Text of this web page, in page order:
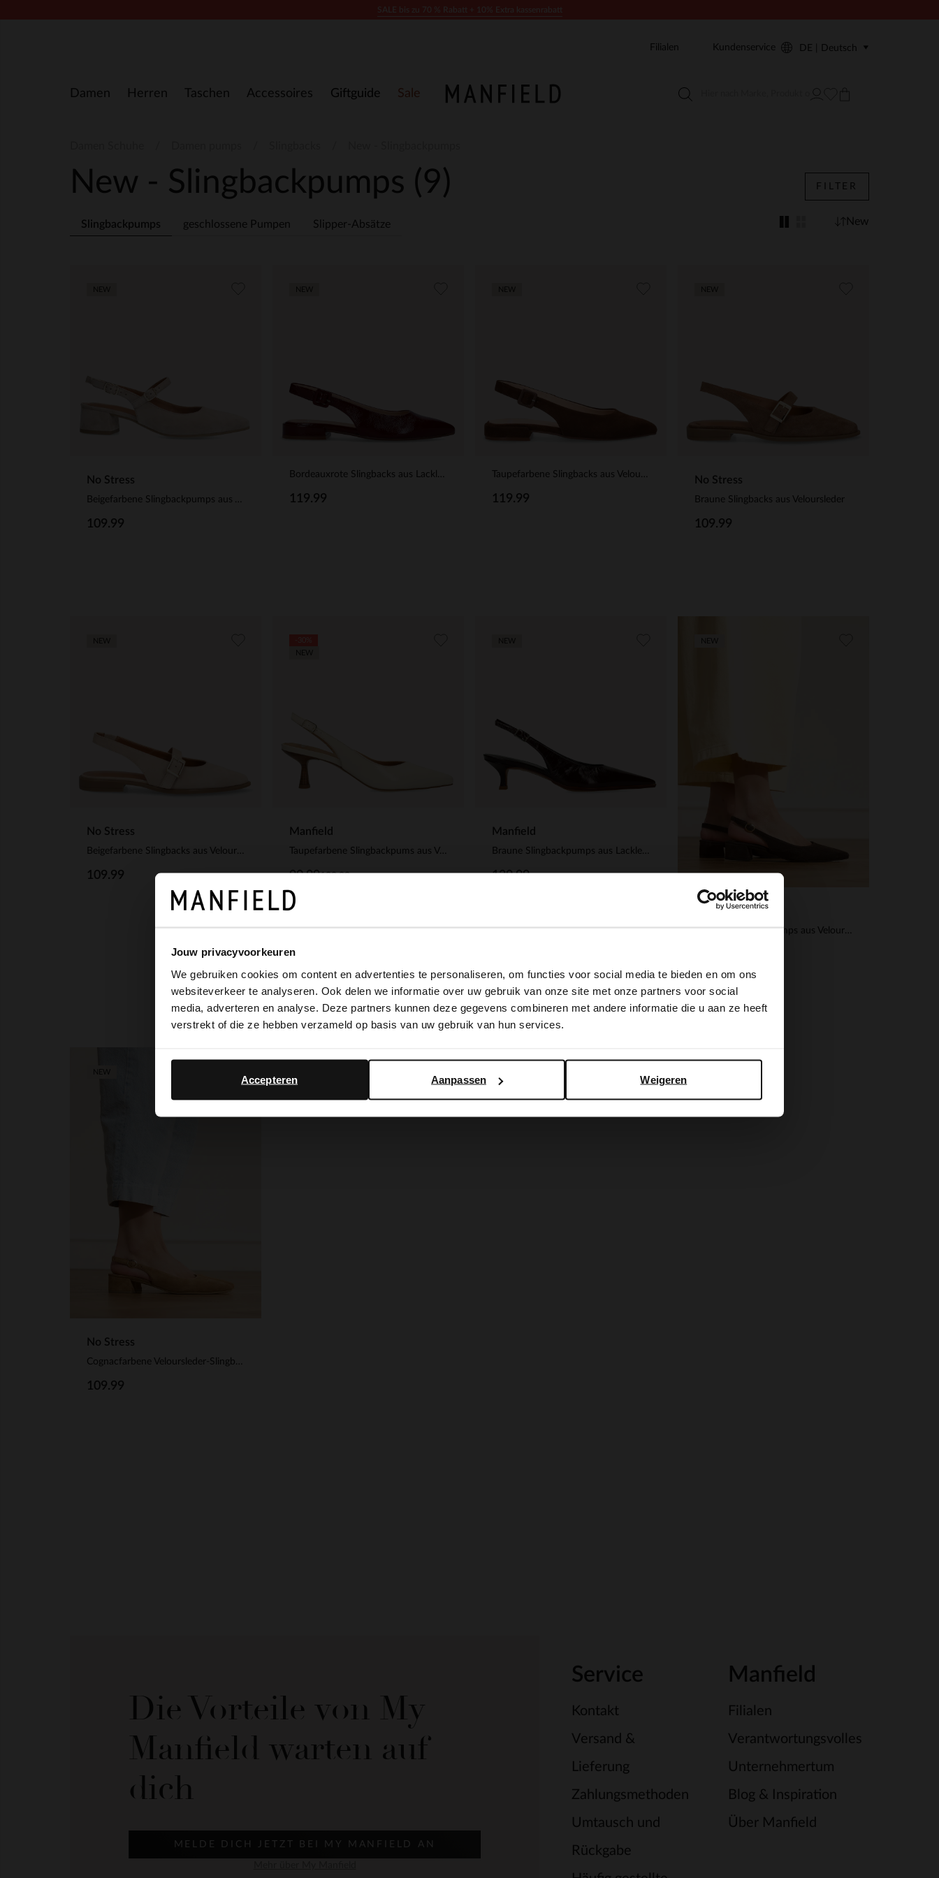
Jouw privacyvoorkeuren
We gebruiken cookies om content en advertenties te personaliseren, om functies voor social media te bieden en om ons
websiteverkeer te analyseren. Ook delen we informatie over uw gebruik van onze site met onze partners voor social
media, adverteren en analyse. Deze partners kunnen deze gegevens combineren met andere informatie die u aan ze heeft
verstrekt of die ze hebben verzameld op basis van uw gebruik van hun services.
Weigeren
Aanpassen
Accepteren
Damen Herren Taschen Accessoires Giftguide Sale
Filialen Kundenservice DE | Deutsch
New - Slingbackpumps (9)
Slingbackpumps geschlossene Pumpen Slipper-Absätze
FILTER
New
No Stress
Beigefarbene Slingbackpumps aus Veloursleder
109.99
Bordeauxrote Slingbacks aus Lackleder
119.99
Taupefarbene Slingbacks aus Veloursleder
119.99
No Stress
Braune Slingbacks aus Veloursleder
109.99
No Stress
Beigefarbene Slingbacks aus Veloursleder
109.99
Manfield
Taupefarbene Slingbackpums aus Veloursleder
129.99
90.99
Manfield
Braune Slingbackpumps aus Lackleder
129.99
No Stress
No Stress
109.99
Die Vorteile von My
Manfield warten auf
dich
MELDE DICH JETZT BEI MY MANFIELD AN
Service
Kontakt
Versand &
Lieferung
Zahlungsmethoden
Umtausch und
Rückgabe
Manfield
Filialen
Verantwortungsvolles
Unternehmertum
Blog & Inspiration
Über Manfield
×
It looks like your language isn't Dutch. Would you like to